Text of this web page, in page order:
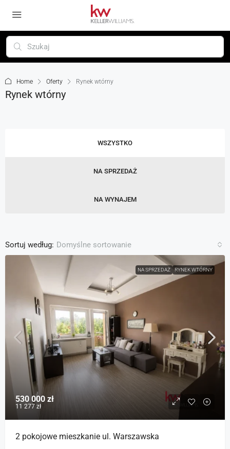
Home Oferty Rynek wtórny
Rynek wtórny
WSZYSTKO
NA SPRZEDAŻ
NA WYNAJEM
Sortuj według: Domyślne sortowanie
NA SPRZEDAŻ RYNEK WTÓRNY
530 000 zł
11 277 zł
2 pokojowe mieszkanie ul. Warszawska